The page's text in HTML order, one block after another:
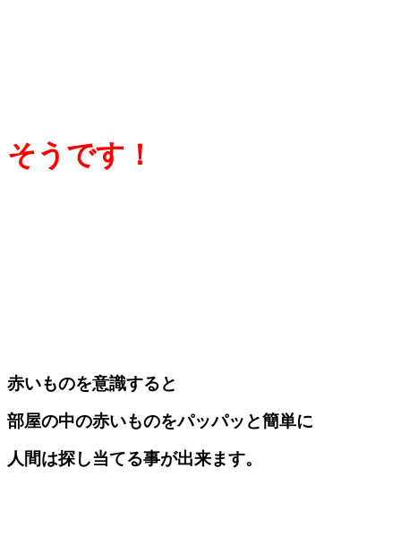
そうです！
赤いものを意識すると
部屋の中の赤いものをパッパッと簡単に
人間は探し当てる事が出来ます。